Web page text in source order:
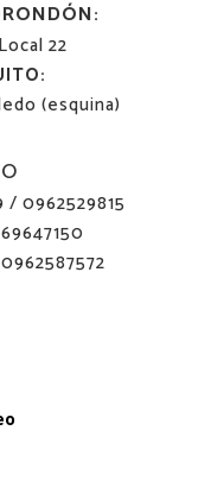
22
(esquina)
0962529815